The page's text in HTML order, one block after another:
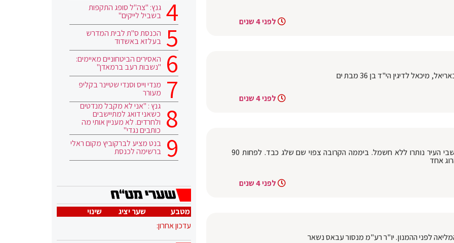
לפני 4 שנים
לדיגין הי"ד בן 36 מבת ים
לפני 4 שנים
אוקראינה: אחרי מתקפה על קייב חצי מתושבי העיר נותרו ללא חשמל. ביממה הקרובה צפוי שם שלג כבד. לפחות 90
אחד
לפני 4 שנים
לפני ההמנון. יו"ר רע"מ מנסור עבאס נשאר
גנץ: "צה"ל סופג התקפות
בשביל לייקים"
הכנסת ס"ת לבית המדרש
בעלזא באשדוד
האסירים הביטחוניים מאיימים:
"נשבות רעב ברמאדן"
מנדי וייס וסנדי שטיינר בקליפ
מעורר
גנץ : "אני לא מקבל מנדטים
כשאני דואג למתיישבים
ולחרדים. לא מעניין אותי מה
כותבים נגדי"
בנט מציע לברקוביץ מקום ראלי
ברשימה לכנסת
מטבע שער יציג
שינוי
עדכון אחרון: